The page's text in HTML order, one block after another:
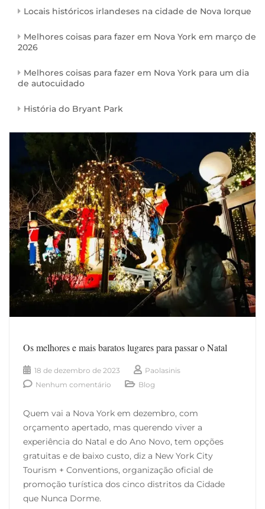
Locais históricos irlandeses na cidade de Nova Iorque
Melhores coisas para fazer em Nova York em março de
2026
Melhores coisas para fazer em Nova York para um dia
de autocuidado
História do Bryant Park
Os melhores e mais baratos lugares para passar o Natal
18 de dezembro de 2023
Paolasinis
Nenhum comentário
Blog
Quem vai a Nova York em dezembro, com
orçamento apertado, mas querendo viver a
experiência do Natal e do Ano Novo, tem opções
gratuitas e de baixo custo, diz a New York City
Tourism + Conventions, organização oficial de
promoção turística dos cinco distritos da Cidade
que Nunca Dorme.